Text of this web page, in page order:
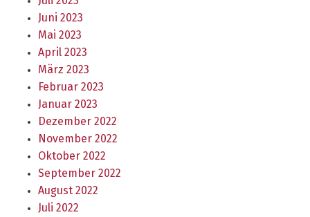
Juni 2023
Mai 2023
April 2023
März 2023
Februar 2023
Januar 2023
Dezember 2022
November 2022
Oktober 2022
September 2022
August 2022
Juli 2022